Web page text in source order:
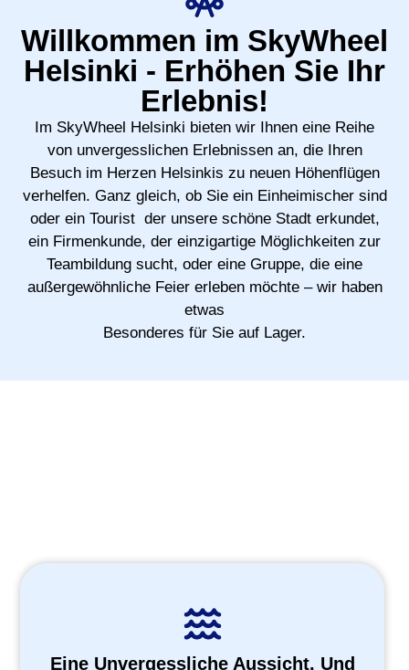
Willkommen im SkyWheel
Helsinki - Erhöhen Sie Ihr
Erlebnis!
Im SkyWheel Helsinki bieten wir Ihnen eine Reihe
von unvergesslichen Erlebnissen an, die Ihren
Besuch im Herzen Helsinkis zu neuen Höhenflügen
verhelfen. Ganz gleich, ob Sie ein Einheimischer sind
oder ein Tourist der unsere schöne Stadt erkundet,
ein Firmenkunde, der einzigartige Möglichkeiten zur
Teambildung sucht, oder eine Gruppe, die eine
außergewöhnliche Feier erleben möchte – wir haben
etwas
Besonderes für Sie auf Lager.
Eine Unvergessliche Aussicht. Und